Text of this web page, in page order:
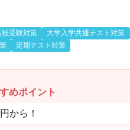
校受験対策 大学入学共通テスト対策
定期テスト対策
めポイント
から！